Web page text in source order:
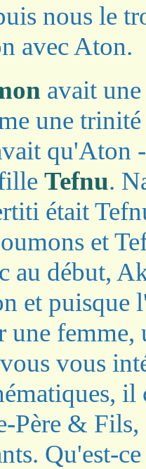
nous le
avec Aton.
avait
une
qu'Aton
Tefnu.
était
et
au début,
et puisque
une femme,
vous
il
Père & Fils,
Qu'est-